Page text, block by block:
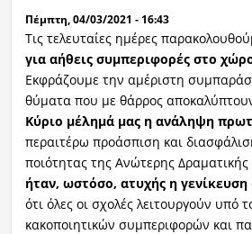
Κόσμος
Ραδιόφωνο LIVE
Εκπομπές
Πολιτισμός
Πέμπτη, 04/03/2021 - 16:43
Τις τελευταίες ημέρες
για αήθεις συμπεριφορές στο
Εκφράζουμε την αμέριστη
θύματα που με θάρρος
Κύριο μέλημά μας η ανάληψη
περαιτέρω προάσπιση και
ποιότητας της Ανώτερης
ήταν, ωστόσο, ατυχής η γενίκευση
ότι όλες οι σχολές λειτουργούν υπό
κακοποιητικών συμπεριφορών και